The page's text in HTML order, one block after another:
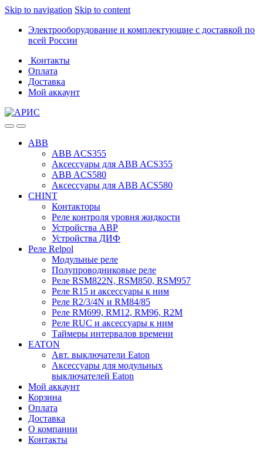
Skip to navigation Skip to content
Электрооборудование и комплектующие с доставкой по
всей России
Контакты
Оплата
Доставка
Мой аккаунт
ABB
ABB ACS355
Аксессуары для ABB ACS355
ABB ACS580
Аксессуары для ABB ACS580
CHINT
Контакторы
Реле контроля уровня жидкости
Устройства АВР
Устройства ДИФ
Реле Relpol
Модульные реле
Полупроводниковые реле
Реле RSM822N, RSM850, RSM957
Реле R15 и аксессуары к ним
Реле R2/3/4N и RM84/85
Реле RM699, RM12, RM96, R2M
Реле RUC и аксессуары к ним
Таймеры интервалов времени
EATON
Авт. выключатели Eaton
Аксессуары для модульных
выключателей Eaton
Мой аккаунт
Корзина
Оплата
Доставка
О компании
Контакты